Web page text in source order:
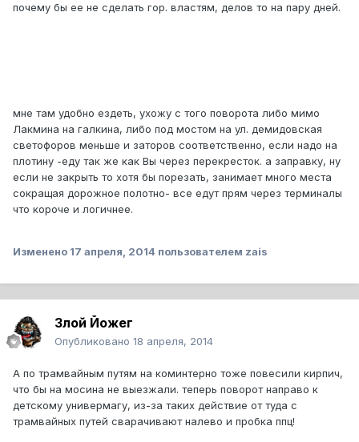
почему бы ее не сделать гор. властям, делов то на пару дней.
мне там удобно ездеть, ухожу с того поворота либо мимо
Лакмина на галкина, либо под мостом на ул. демидовская
светофоров меньше и заторов соответственно, если надо на
плотину -еду так же как Вы через перекресток. а заправку, ну
если не закрыть то хотя бы порезать, занимает много места
сокращая дорожное полотно- все едут прям через терминалы
что короче и логичнее.
Изменено 17 апреля, 2014 пользователем zais
Злой Йожег
Опубликовано 18 апреля, 2014
А по трамвайным путям на коминтерно тоже повесили кирпич,
что бы на мосина не выезжали. теперь поворот направо к
детскому универмагу, из-за таких действие от туда с
трамвайных путей сварачивают налево и пробка ппц!